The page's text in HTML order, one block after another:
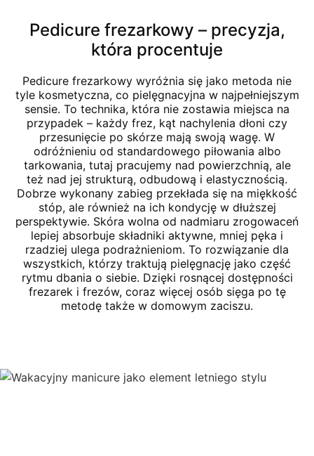
Pedicure frezarkowy – precyzja,
która procentuje
Pedicure frezarkowy wyróżnia się jako metoda nie
tyle kosmetyczna, co pielęgnacyjna w najpełniejszym
sensie. To technika, która nie zostawia miejsca na
przypadek – każdy frez, kąt nachylenia dłoni czy
przesunięcie po skórze mają swoją wagę. W
odróżnieniu od standardowego piłowania albo
tarkowania, tutaj pracujemy nad powierzchnią, ale
też nad jej strukturą, odbudową i elastycznością.
Dobrze wykonany zabieg przekłada się na miękkość
stóp, ale również na ich kondycję w dłuższej
perspektywie. Skóra wolna od nadmiaru zrogowaceń
lepiej absorbuje składniki aktywne, mniej pęka i
rzadziej ulega podrażnieniom. To rozwiązanie dla
wszystkich, którzy traktują pielęgnację jako część
rytmu dbania o siebie. Dzięki rosnącej dostępności
frezarek i frezów, coraz więcej osób sięga po tę
metodę także w domowym zaciszu.